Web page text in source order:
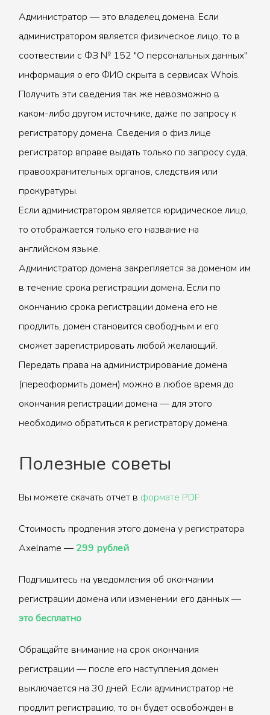
Администратор — это владелец домена. Если
администратором является физическое лицо, то в
соотвествии с ФЗ № 152 "О персональных данных"
информация о его ФИО скрыта в сервисах Whois.
Получить эти сведения так же невозможно в
каком-либо другом источнике, даже по запросу к
регистратору домена. Сведения о физ.лице
регистратор вправе выдать только по запросу суда,
правоохранительных органов, следствия или
прокуратуры.
Если администратором является юридическое лицо,
то отображается только его название на
английском языке.
Администратор домена закрепляется за доменом им
в течение срока регистрации домена. Если по
окончанию срока регистрации домена его не
продлить, домен становится свободным и его
сможет зарегистрировать любой желающий.
Передать права на администрирование домена
(переоформить домен) можно в любое время до
окончания регистрации домена — для этого
необходимо обратиться к регистратору домена.
Полезные советы
Вы можете скачать отчет в формате PDF
Стоимость продления этого домена у регистратора
Axelname — 299 рублей
Подпишитесь на уведомления об окончании
регистрации домена или изменении его данных —
это бесплатно
Обращайте внимание на срок окончания
регистрации — после его наступления домен
выключается на 30 дней. Если администратор не
продлит регистрацию, то он будет освобожден в